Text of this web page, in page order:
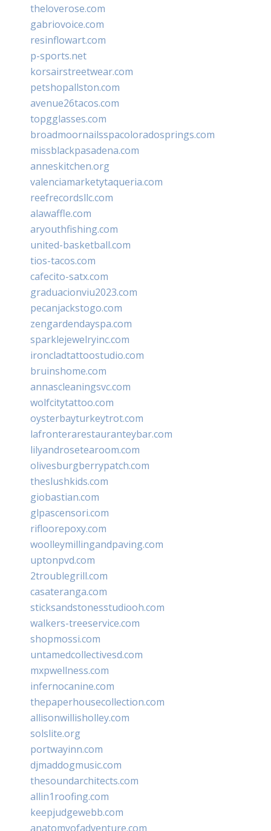
theloverose.com
gabriovoice.com
resinflowart.com
p-sports.net
korsairstreetwear.com
petshopallston.com
avenue26tacos.com
topgglasses.com
broadmoornailsspacoloradosprings.com
missblackpasadena.com
anneskitchen.org
valenciamarketytaqueria.com
reefrecordsllc.com
alawaffle.com
aryouthfishing.com
united-basketball.com
tios-tacos.com
cafecito-satx.com
graduacionviu2023.com
pecanjackstogo.com
zengardendayspa.com
sparklejewelryinc.com
ironcladtattoostudio.com
bruinshome.com
annascleaningsvc.com
wolfcitytattoo.com
oysterbayturkeytrot.com
lafronterarestauranteybar.com
lilyandrosetearoom.com
olivesburgberrypatch.com
theslushkids.com
giobastian.com
glpascensori.com
rifloorepoxy.com
woolleymillingandpaving.com
uptonpvd.com
2troublegrill.com
casateranga.com
sticksandstonesstudiooh.com
walkers-treeservice.com
shopmossi.com
untamedcollectivesd.com
mxpwellness.com
infernocanine.com
thepaperhousecollection.com
allisonwillisholley.com
solslite.org
portwayinn.com
djmaddogmusic.com
thesoundarchitects.com
allin1roofing.com
keepjudgewebb.com
anatomyofadventure.com